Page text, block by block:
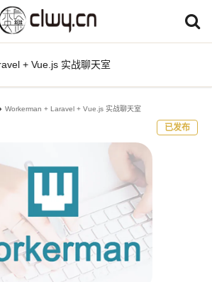
+ Vue.js 实战聊天室
Workerman + Laravel + Vue.js 实战聊天室
已发布